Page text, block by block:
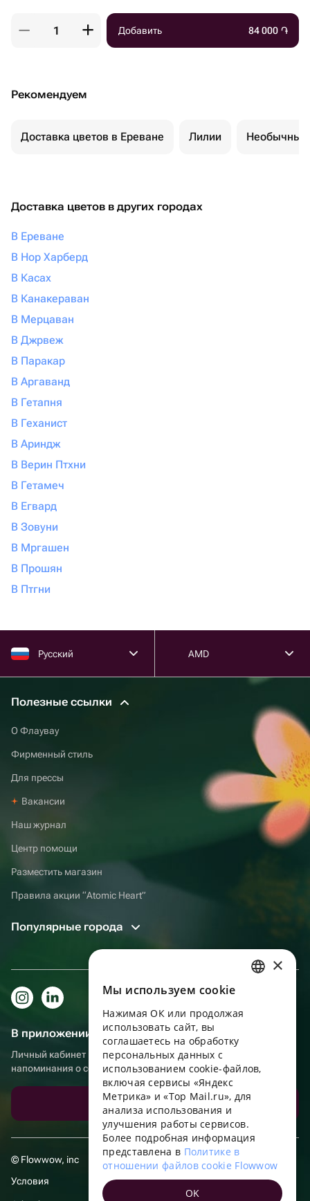
Добавить 84 000 ֏
Рекомендуем
Доставка цветов в Ереване Лилии Необычные
Доставка цветов в других городах
В Ереване
В Нор Харберд
В Касах
В Канакераван
В Мерцаван
В Джрвеж
В Паракар
В Аргаванд
В Гетапня
В Геханист
В Ариндж
В Верин Птхни
В Гетамеч
В Егвард
В Зовуни
В Мргашен
В Прошян
В Птгни
Русский AMD
Полезные ссылки
О Флаувау
Фирменный стиль
Для прессы
Вакансии
Наш журнал
Центр помощи
Разместить магазин
Правила акции “Atomic Heart”
Популярные города
В приложении еще удобнее!
Личный кабинет получателя, больше бонусов за покупки и
напоминания о событиях
Скачать приложение
© Flowwow, inc
Условия
ENGLISH
UKRAINIAN
PORTUGUESE
FRENCH
TURKISH
×
Мы используем сookie
Нажимая ОК или продолжая
использовать сайт, вы
соглашаетесь на обработку
персональных данных с
использованием cookie-файлов,
включая сервисы «Яндекс
Метрика» и «Top Mail.ru», для
анализа использования и
улучшения работы сервисов.
Более подробная информация
представлена в Политике в
отношении файлов cookie Flowwow
OK